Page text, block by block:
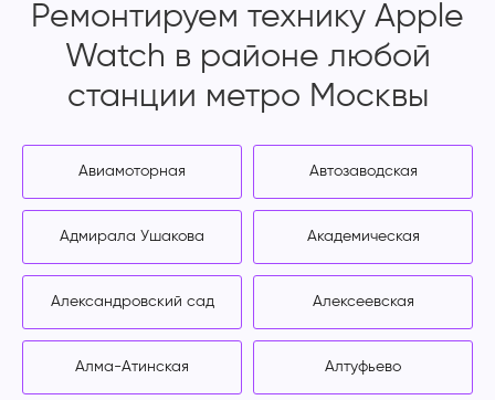
Ремонтируем технику Apple
Watch в районе любой
станции метро Москвы
Авиамоторная Автозаводская
Адмирала Ушакова Академическая
Александровский сад Алексеевская
Алма-Атинская Алтуфьево